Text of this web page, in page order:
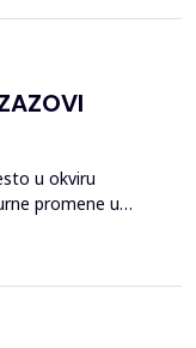
u okviru
promene u
(2) fuzije i akvizicije